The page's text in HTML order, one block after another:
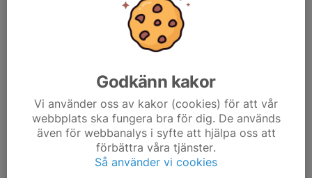
Godkänn kakor
Vi använder oss av kakor (cookies) för att vår
webbplats ska fungera bra för dig. De används
även för webbanalys i syfte att hjälpa oss att
förbättra våra tjänster.
Så använder vi cookies